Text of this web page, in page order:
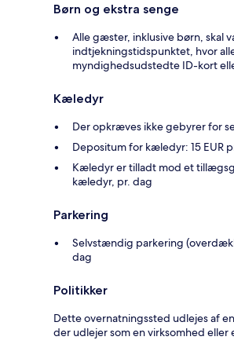
Børn og ekstra senge
Alle gæster, inklusive børn, skal
indtjekningstidspunktet, hvor
myndighedsudstedte ID-kort
Kæledyr
Der opkræves ikke gebyrer for
Depositum for kæledyr: 15 EUR
Kæledyr er tilladt mod et
kæledyr, pr. dag
Parkering
Selvstændig parkering
dag
Politikker
Dette overnatningssted udlejes af
der udlejer som en virksomhed eller